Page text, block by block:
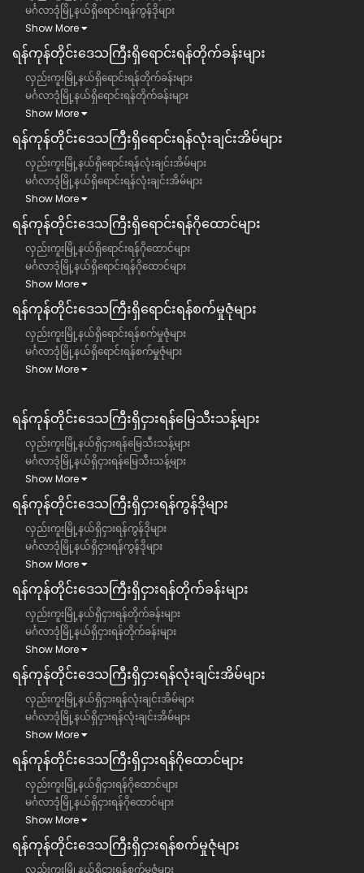
မင်္ဂလာဒုံမြို့နယ်ရှိရောင်းရန်ကွန်ဒိုများ
Show More
ရန်ကုန်တိုင်းဒေသကြီး​ရှိရောင်းရန်တိုက်ခန်းများ
လှည်းကူးမြို့နယ်ရှိရောင်းရန်တိုက်ခန်းများ
မင်္ဂလာဒုံမြို့နယ်ရှိရောင်းရန်တိုက်ခန်းများ
Show More
ရန်ကုန်တိုင်းဒေသကြီး​ရှိရောင်းရန်လုံးချင်းအိမ်များ
လှည်းကူးမြို့နယ်ရှိရောင်းရန်လုံးချင်းအိမ်များ
မင်္ဂလာဒုံမြို့နယ်ရှိရောင်းရန်လုံးချင်းအိမ်များ
Show More
ရန်ကုန်တိုင်းဒေသကြီး​ရှိရောင်းရန်ဂိုထောင်များ
လှည်းကူးမြို့နယ်ရှိရောင်းရန်ဂိုထောင်များ
မင်္ဂလာဒုံမြို့နယ်ရှိရောင်းရန်ဂိုထောင်များ
Show More
ရန်ကုန်တိုင်းဒေသကြီး​ရှိရောင်းရန်စက်မှုဇုံများ
လှည်းကူးမြို့နယ်ရှိရောင်းရန်စက်မှုဇုံများ
မင်္ဂလာဒုံမြို့နယ်ရှိရောင်းရန်စက်မှုဇုံများ
Show More
ရန်ကုန်တိုင်းဒေသကြီး​​ရှိငှားရန်မြေသီးသန့်များ
လှည်းကူးမြို့နယ်ရှိငှားရန်မြေသီးသန့်များ
မင်္ဂလာဒုံမြို့နယ်ရှိငှားရန်မြေသီးသန့်များ
Show More
ရန်ကုန်တိုင်းဒေသကြီး​​ရှိငှားရန်ကွန်ဒိုများ
လှည်းကူးမြို့နယ်ရှိငှားရန်ကွန်ဒိုများ
မင်္ဂလာဒုံမြို့နယ်ရှိငှားရန်ကွန်ဒိုများ
Show More
ရန်ကုန်တိုင်းဒေသကြီး​​ရှိငှားရန်တိုက်ခန်းများ
လှည်းကူးမြို့နယ်ရှိငှားရန်တိုက်ခန်းများ
မင်္ဂလာဒုံမြို့နယ်ရှိငှားရန်တိုက်ခန်းများ
Show More
ရန်ကုန်တိုင်းဒေသကြီး​​ရှိငှားရန်လုံးချင်းအိမ်များ
လှည်းကူးမြို့နယ်ရှိငှားရန်လုံးချင်းအိမ်များ
မင်္ဂလာဒုံမြို့နယ်ရှိငှားရန်လုံးချင်းအိမ်များ
Show More
ရန်ကုန်တိုင်းဒေသကြီး​​ရှိငှားရန်ဂိုထောင်များ
လှည်းကူးမြို့နယ်ရှိငှားရန်ဂိုထောင်များ
မင်္ဂလာဒုံမြို့နယ်ရှိငှားရန်ဂိုထောင်များ
Show More
ရန်ကုန်တိုင်းဒေသကြီး​​ရှိငှားရန်စက်မှုဇုံများ
လှည်းကူးမြို့နယ်ရှိငှားရန်စက်မှုဇုံများ